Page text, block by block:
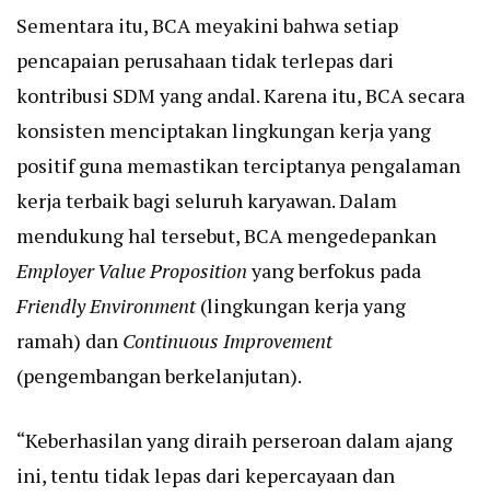
Sementara itu, BCA meyakini bahwa setiap
pencapaian perusahaan tidak terlepas dari
kontribusi SDM yang andal. Karena itu, BCA secara
konsisten menciptakan lingkungan kerja yang
positif guna memastikan terciptanya pengalaman
kerja terbaik bagi seluruh karyawan. Dalam
mendukung hal tersebut, BCA mengedepankan
Employer Value Propositionyang berfokus pada
Friendly Environment(lingkungan kerja yang
ramah) dan Continuous Improvement
(pengembangan berkelanjutan).
“Keberhasilan yang diraih perseroan dalam ajang
ini, tentu tidak lepas dari kepercayaan dan